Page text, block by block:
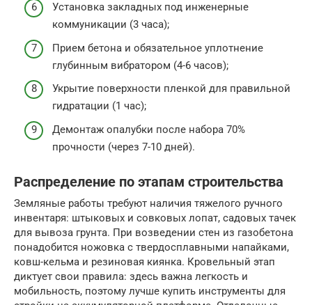
Установка закладных под инженерные
коммуникации (3 часа);
Прием бетона и обязательное уплотнение
глубинным вибратором (4-6 часов);
Укрытие поверхности пленкой для правильной
гидратации (1 час);
Демонтаж опалубки после набора 70%
прочности (через 7-10 дней).
Распределение по этапам строительства
Земляные работы требуют наличия тяжелого ручного
инвентаря: штыковых и совковых лопат, садовых тачек
для вывоза грунта. При возведении стен из газобетона
понадобится ножовка с твердосплавными напайками,
ковш-кельма и резиновая киянка. Кровельный этап
диктует свои правила: здесь важна легкость и
мобильность, поэтому лучше купить инструменты для